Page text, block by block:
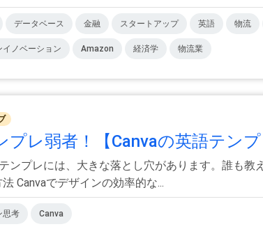
データベース 金融 スタートアップ 英語 物流
イノベーション Amazon 経済学 物流業
プレ弱者！【Canvaの英語テン
ンプレには、大きな落とし穴があります。誰も
Canvaでデザインの効率的な...
思考 Canva